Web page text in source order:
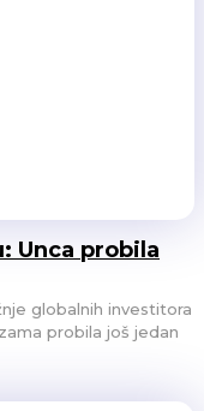
Unca probila
globalnih investitora
probila još jedan